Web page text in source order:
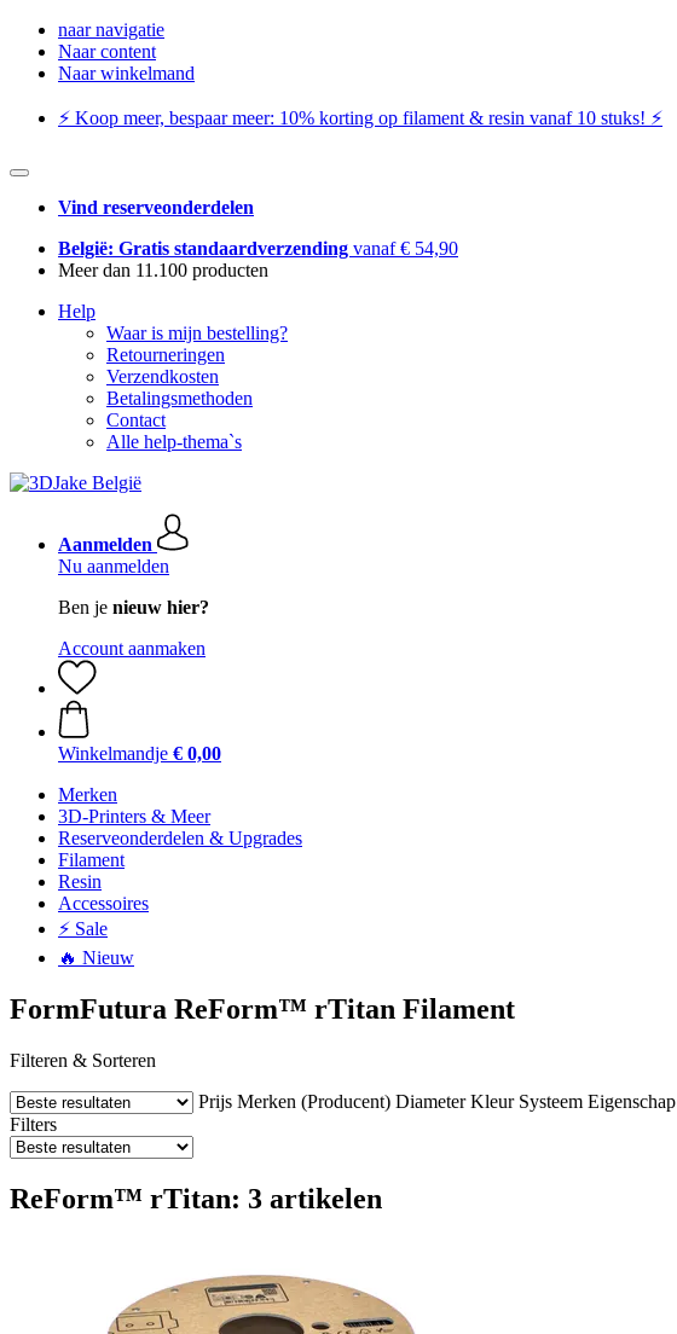
naar navigatie
Naar content
Naar winkelmand
⚡️ Koop meer, bespaar meer: ​​10% korting op filament & resin vanaf 10 stuks! ⚡️
Vind reserveonderdelen
België: Gratis standaardverzending vanaf € 54,90
Meer dan 11.100 producten
Help
Waar is mijn bestelling?
Retourneringen
Verzendkosten
Betalingsmethoden
Contact
Alle help-thema`s
Aanmelden
Nu aanmelden
Ben je nieuw hier?
Account aanmaken
Winkelmandje € 0,00
Merken
3D-Printers & Meer
Reserveonderdelen & Upgrades
Filament
Resin
Accessoires
⚡ Sale
🔥 Nieuw
FormFutura ReForm™ rTitan Filament
Filteren & Sorteren
Prijs Merken (Producent) Diameter Kleur Systeem Eigenschap
Filters
ReForm™ rTitan: 3 artikelen